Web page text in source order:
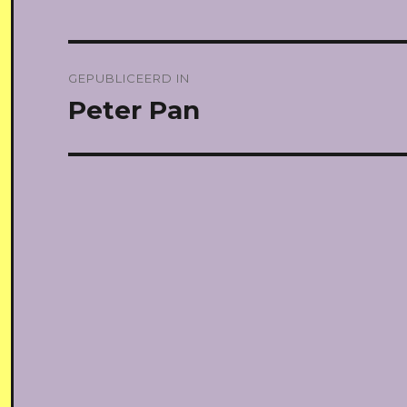
navigatie
GEPUBLICEERD IN
Peter Pan